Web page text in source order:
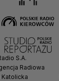
S.A.
Radiowa
Katolicka